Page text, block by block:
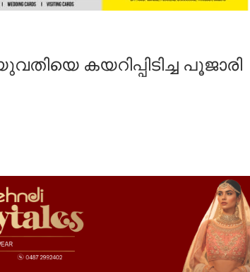
കയറിപ്പിടിച്ച പൂജാരി